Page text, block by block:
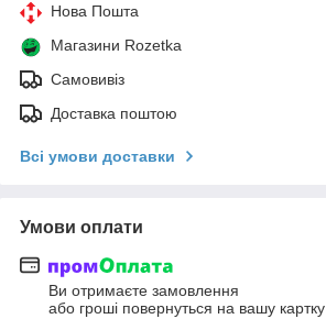
Нова Пошта
Магазини Rozetka
Самовивіз
Доставка поштою
Всі умови доставки
Умови оплати
Ви отримаєте замовлення
або гроші повернуться на вашу картку